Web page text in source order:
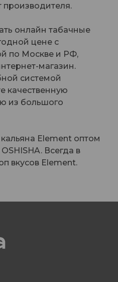
онлайн табачные
цене с
по Москве и РФ,
магазин.
системой
качественную
из большого
Element оптом
Всегда в
вкусов Element.